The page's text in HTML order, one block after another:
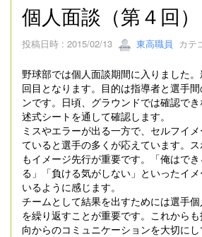
個人面談（第４回）
投稿日時 : 2015/02/13 東高職員 カテ
野球部では個人面談期間に入りました
回目となります。目的は指導者と選手
ンです。日頃、グラウンドでは確認で
述式シートを通して確認します。
ミスやエラーが出る一方で、セルフイ
ていると選手の多くが応えています。
もイメージ先行が重要です。「俺はで
る」「負ける気がしない」といったイ
いるように感じます。
チームとして結果を出すためには選手
を繰り返すことが重要です。これから
向からのコミュニケーションを大切にし